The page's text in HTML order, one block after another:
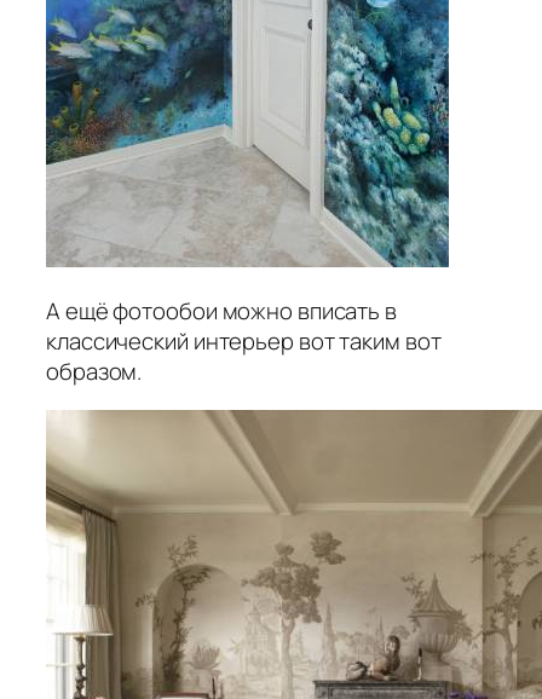
А ещё фотообои можно вписать в
классический интерьер вот таким вот
образом.